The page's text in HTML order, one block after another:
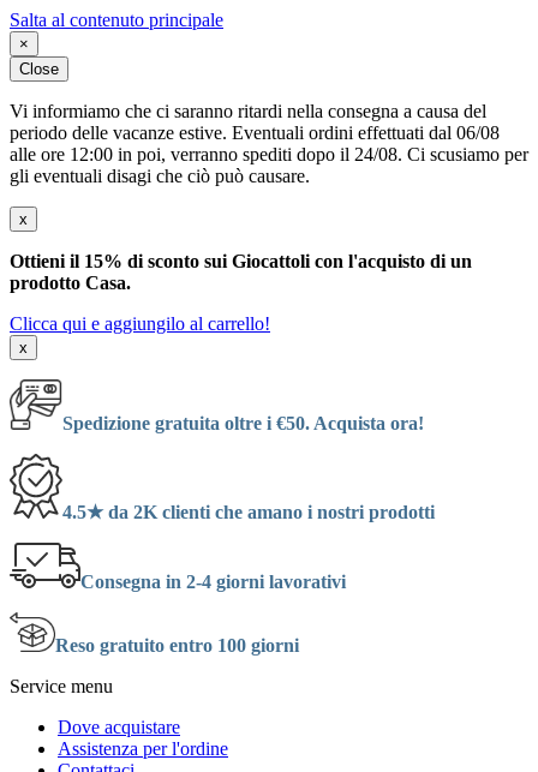
Salta al contenuto principale
×
Close
Vi informiamo che ci saranno ritardi nella consegna a causa del
periodo delle vacanze estive. Eventuali ordini effettuati dal 06/08
alle ore 12:00 in poi, verranno spediti dopo il 24/08. Ci scusiamo per
gli eventuali disagi che ciò può causare.
x
Ottieni il 15% di sconto sui Giocattoli con l'acquisto di un
prodotto Casa.
Clicca qui e aggiungilo al carrello!
x
Spedizione gratuita oltre i €50. Acquista ora!
4.5★ da 2K clienti che amano i nostri prodotti
Consegna in 2-4 giorni lavorativi
Reso gratuito entro 100 giorni
Service menu
Dove acquistare
Assistenza per l'ordine